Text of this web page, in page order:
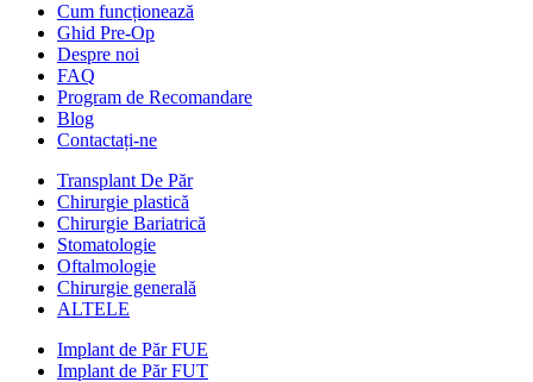
Cum funcționează
Ghid Pre-Op
Despre noi
FAQ
Program de Recomandare
Blog
Contactați-ne
Transplant De Păr
Chirurgie plastică
Chirurgie Bariatrică
Stomatologie
Oftalmologie
Chirurgie generală
ALTELE
Implant de Păr FUE
Implant de Păr FUT